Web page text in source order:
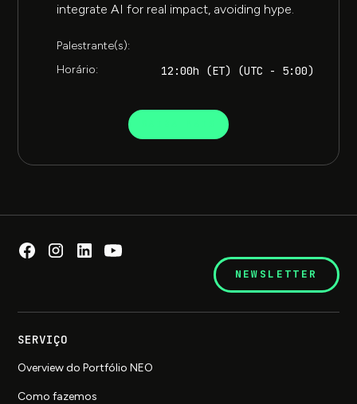
integrate AI for real impact, avoiding hype.
Palestrante(s):
Horário:
12:00h (ET) (UTC - 5:00)
NEWSLETTER
SERVIÇO
Overview do Portfólio NEO
Como fazemos